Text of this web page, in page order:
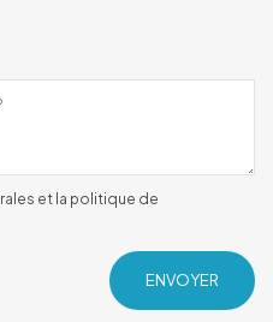
et la politique de